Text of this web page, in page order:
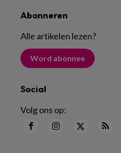
Abonneren
Alle artikelen lezen?
Word abonnee
Social
Volg ons op: